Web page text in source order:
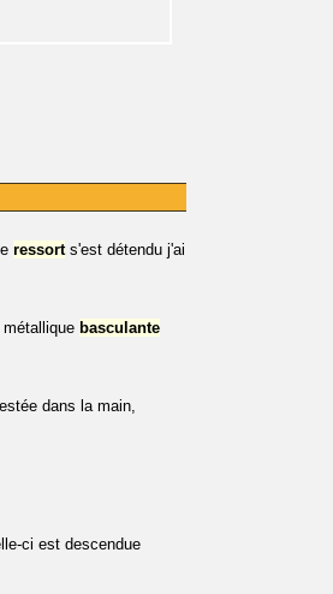
ressorts'est détendu j'ai
métallique basculante
dans la main,
ci est descendue